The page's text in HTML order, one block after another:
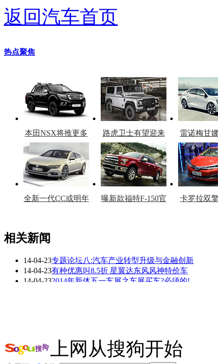
返回汽车首页
热点聚焦
本田NSX将推更多
车型
路虎卫士有望迎来
复产
雷诺梅甘
官
全新一代CC或明年
曝新款福特F-150官
卡罗拉双
看赛车宝贝争奇斗
艳
车模美腿爆乳无惧
走光
相关新闻
14-04-23专题论坛八:汽车产业转型升级与金融创新
14-04-23有种优惠叫8.5折 星翼达东风风神特价车
14-04-232014年新体五一车展之车展买车?必须的!
相关推荐 上网从搜狗开始